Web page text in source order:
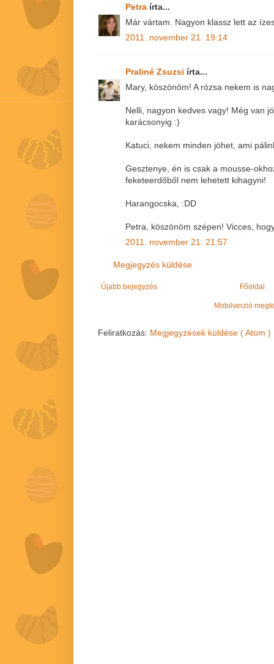
Petra írta...
Már vártam. Nagyon klassz lett az
2011. november 21. 19:14
Praliné Zsuzsi írta...
Mary, köszönöm! A rózsa nekem is
Nelli, nagyon kedves vagy! Még van
karácsonyig :)
Katuci, nekem minden jöhet, ami
Gesztenye, én is csak a mousse-
feketeerdőből nem lehetett kihagyni!
Harangocska, :DD
Petra, köszönöm szépen! Vicces,
2011. november 21. 21:57
Megjegyzés küldése
Újabb bejegyzés Főoldal
Mobilverzió
Feliratkozás: Megjegyzések küldése ( Atom )